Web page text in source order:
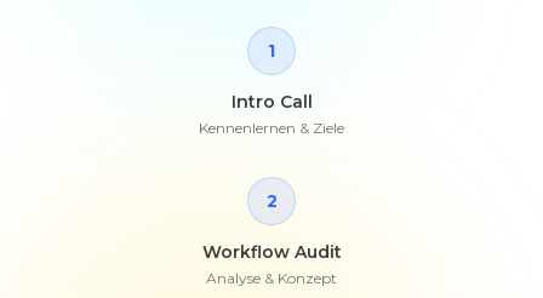
1
Intro Call
Kennenlernen & Ziele
2
Workflow Audit
Analyse & Konzept